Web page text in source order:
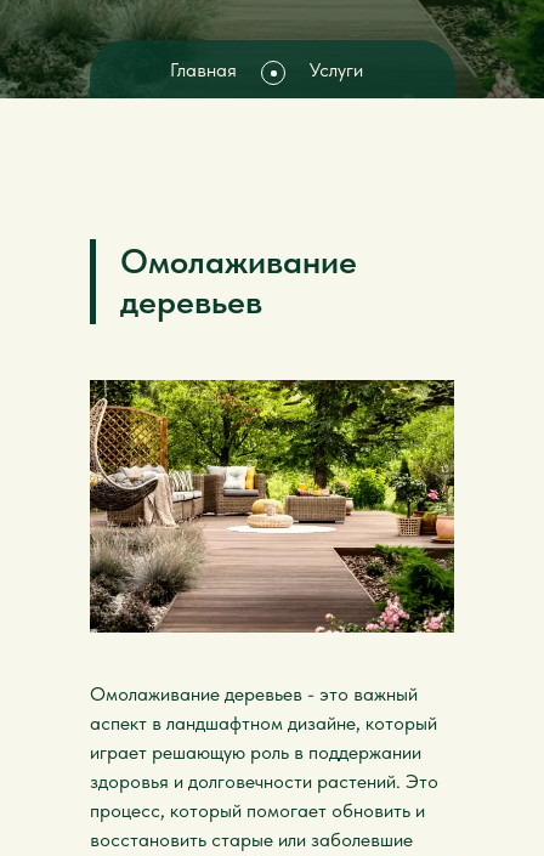
Главная Услуги
Омолаживание деревьев - это важный
аспект в ландшафтном дизайне, который
играет решающую роль в поддержании
здоровья и долговечности растений. Это
процесс, который помогает обновить и
восстановить старые или заболевшие
Омолаживание
деревьев